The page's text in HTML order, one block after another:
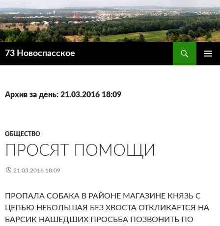
73 Новоспасское
Архив за день: 21.03.2016 18:09
ОБЩЕСТВО
ПРОСЯТ ПОМОЩИ
21.03.2016 18:09
ПРОПАЛА СОБАКА В РАЙОНЕ МАГАЗИНЕ КНЯЗЬ С
ЦЕПЬЮ НЕБОЛЬШАЯ БЕЗ ХВОСТА ОТКЛИКАЕТСЯ НА
БАРСИК НАШЕДШИХ ПРОСЬБА ПОЗВОНИТЬ ПО